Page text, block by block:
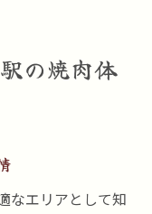
の焼肉体
なエリアとして知